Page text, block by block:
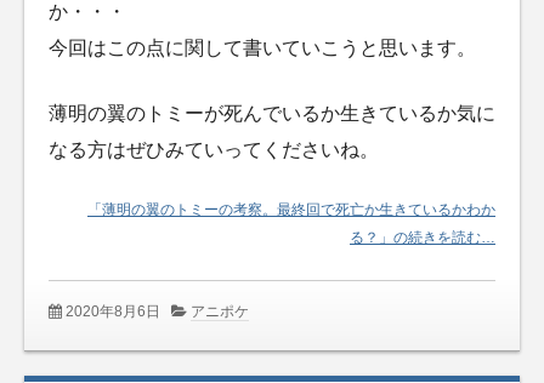
か・・・
今回はこの点に関して書いていこうと思います。
薄明の翼のトミーが死んでいるか生きているか気に
なる方はぜひみていってくださいね。
「薄明の翼のトミーの考察。最終回で死亡か生きているかわか
る？」の続きを読む…
2020年8月6日 アニポケ